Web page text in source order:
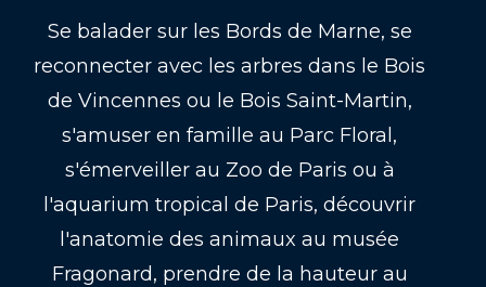
Se balader sur les Bords de Marne, se
reconnecter avec les arbres dans le Bois
de Vincennes ou le Bois Saint-Martin,
s'amuser en famille au Parc Floral,
s'émerveiller au Zoo de Paris ou à
l'aquarium tropical de Paris, découvrir
l'anatomie des animaux au musée
Fragonard, prendre de la hauteur au